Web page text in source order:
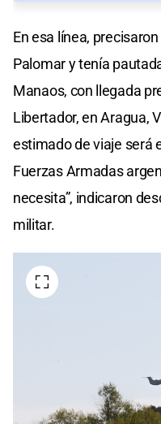
En esa línea,
Palomar y tenía
Manaos, con llegada
Libertador, en Aragua,
estimado de viaje será
Fuerzas Armadas
necesita”, indicaron
militar.